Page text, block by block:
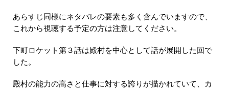
あらすじ同様にネタバレの要素も多く含んでいますので、
これから視聴する予定の方は注意してください。
下町ロケット第３話は殿村を中心として話が展開した回で
した。
殿村の能力の高さと仕事に対する誇りが描かれていて、カ